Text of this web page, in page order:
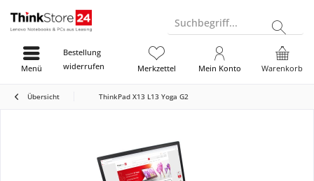
Suchbegriff...
Bestellung
widerrufen
Warenkorb
Merkzettel Mein Konto
Menü
Übersicht ThinkPad X13 L13 Yoga G2